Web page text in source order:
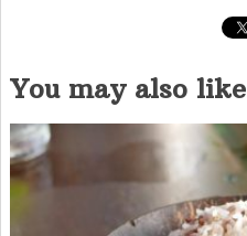
You may also like